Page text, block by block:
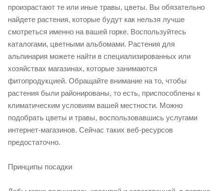
произрастают те или иные травы, цветы. Вы обязательно
найдете растения, которые будут как нельзя лучше
смотреться именно на вашей горке. Воспользуйтесь
каталогами, цветными альбомами. Растения для
альпинария можете найти в специализированных или
хозяйствах магазинах, которые занимаются
фитопродукцией. Обращайте внимание на то, чтобы
растения были районированы, то есть, приспособлены к
климатическим условиям вашей местности. Можно
подобрать цветы и травы, воспользовавшись услугами
интернет-магазинов. Сейчас таких веб-ресурсов
предостаточно.
Принципы посадки